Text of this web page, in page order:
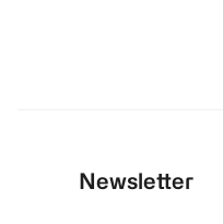
Newsletter